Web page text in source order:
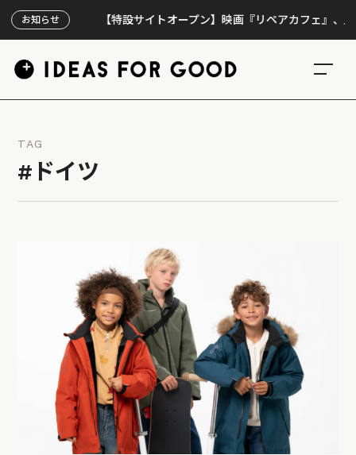
お知らせ【特設サイトオープン】映画『リペアカフェ』、上映300回
TAG
#ドイツ